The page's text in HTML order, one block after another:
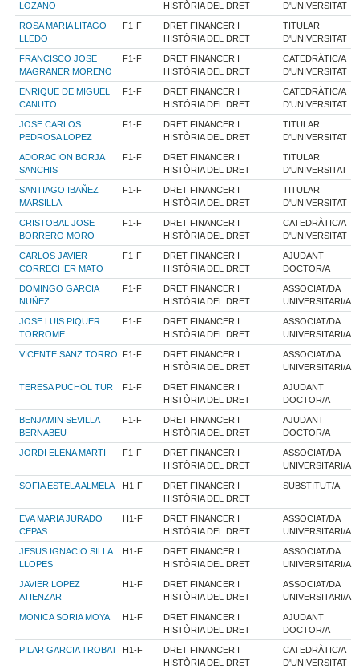
LOZANO
HISTÒRIA DEL DRET
D'UNIVERSITAT
ROSA MARIA LITAGO
LLEDO
F1-F
DRET FINANCER I
HISTÒRIA DEL DRET
TITULAR
D'UNIVERSITAT
FRANCISCO JOSE
MAGRANER MORENO
F1-F
DRET FINANCER I
HISTÒRIA DEL DRET
CATEDRÀTIC/A
D'UNIVERSITAT
ENRIQUE DE MIGUEL
CANUTO
F1-F
DRET FINANCER I
HISTÒRIA DEL DRET
CATEDRÀTIC/A
D'UNIVERSITAT
JOSE CARLOS
PEDROSA LOPEZ
F1-F
DRET FINANCER I
HISTÒRIA DEL DRET
TITULAR
D'UNIVERSITAT
ADORACION BORJA
SANCHIS
F1-F
DRET FINANCER I
HISTÒRIA DEL DRET
TITULAR
D'UNIVERSITAT
SANTIAGO IBAÑEZ
MARSILLA
F1-F
DRET FINANCER I
HISTÒRIA DEL DRET
TITULAR
D'UNIVERSITAT
CRISTOBAL JOSE
BORRERO MORO
F1-F
DRET FINANCER I
HISTÒRIA DEL DRET
CATEDRÀTIC/A
D'UNIVERSITAT
CARLOS JAVIER
CORRECHER MATO
F1-F
DRET FINANCER I
HISTÒRIA DEL DRET
AJUDANT
DOCTOR/A
DOMINGO GARCIA
NUÑEZ
F1-F
DRET FINANCER I
HISTÒRIA DEL DRET
ASSOCIAT/DA
UNIVERSITARI/A
JOSE LUIS PIQUER
TORROME
F1-F
DRET FINANCER I
HISTÒRIA DEL DRET
ASSOCIAT/DA
UNIVERSITARI/A
VICENTE SANZ TORRO F1-F
DRET FINANCER I
HISTÒRIA DEL DRET
ASSOCIAT/DA
UNIVERSITARI/A
TERESA PUCHOL TUR F1-F
DRET FINANCER I
HISTÒRIA DEL DRET
AJUDANT
DOCTOR/A
BENJAMIN SEVILLA
BERNABEU
F1-F
DRET FINANCER I
HISTÒRIA DEL DRET
AJUDANT
DOCTOR/A
JORDI ELENA MARTI F1-F
DRET FINANCER I
HISTÒRIA DEL DRET
ASSOCIAT/DA
UNIVERSITARI/A
SOFIA ESTELA ALMELA H1-F
DRET FINANCER I
HISTÒRIA DEL DRET
SUBSTITUT/A
EVA MARIA JURADO
CEPAS
H1-F
DRET FINANCER I
HISTÒRIA DEL DRET
ASSOCIAT/DA
UNIVERSITARI/A
JESUS IGNACIO SILLA
LLOPES
H1-F
DRET FINANCER I
HISTÒRIA DEL DRET
ASSOCIAT/DA
UNIVERSITARI/A
JAVIER LOPEZ
ATIENZAR
H1-F
DRET FINANCER I
HISTÒRIA DEL DRET
ASSOCIAT/DA
UNIVERSITARI/A
MONICA SORIA MOYA H1-F
DRET FINANCER I
HISTÒRIA DEL DRET
AJUDANT
DOCTOR/A
PILAR GARCIA TROBAT H1-F
DRET FINANCER I
HISTÒRIA DEL DRET
CATEDRÀTIC/A
D'UNIVERSITAT